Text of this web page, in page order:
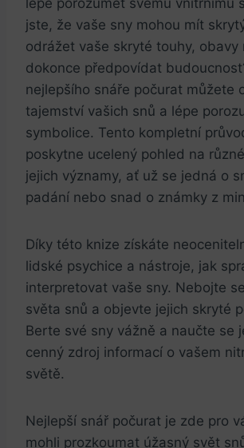
jste, že vaše sny mohou mít
odrážet vaše skryté touhy, obavy
dokonce předpovídat
nejlepšího snáře počurat můžete
tajemství vašich snů a lépe
symbolice. Tento kompletní
poskytne ucelený pohled na
jejich významy, ať už se jedná o
padání nebo snad o známky z
Díky této knize získáte
lidské psychice a nástroje, jak
interpretovat vaše sny. Nebojte
světa snů a objevte jejich skryté
Berte své sny vážně a naučte se
cenný zdroj informací o vašem
světě.
Nejlepší snář počurat je zde pro
mohli prozkoumat úžasný svět